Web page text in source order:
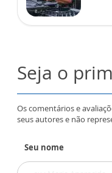
Seja o
Os comentários e
seus autores e não
Seu nome